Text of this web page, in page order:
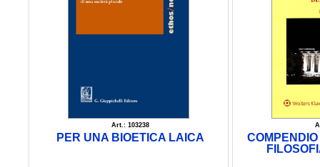
Art.: 103238
PER UNA BIOETICA LAICA